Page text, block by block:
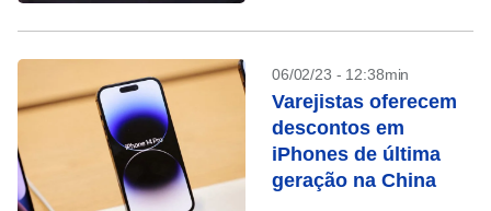
06/02/23 - 12:38min
Varejistas oferecem
descontos em
iPhones de última
geração na China